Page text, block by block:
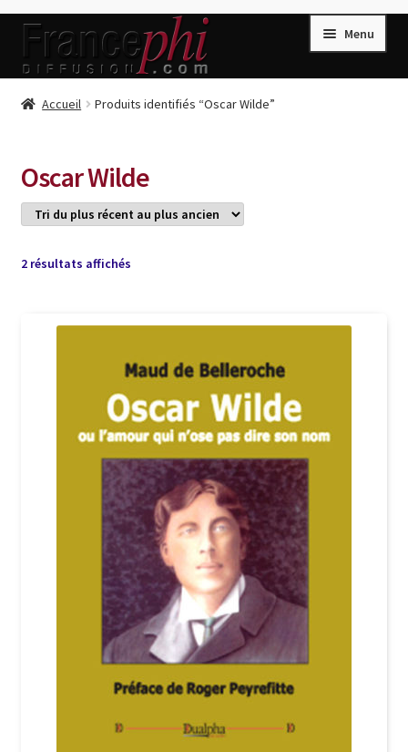
Aller
la
Aller
contenu
Menu
Accueil
Conditions de Vente
Connection
Listes d’Envies
Livres de Peter Randa
Livres de Philippe Randa
Login Customizer
Nous Contacter
Politique de confidentialité et cookies
Qui sommes-nous ?
Soutien à Philippe Randa
Suivi de la Commande
Accueil Produits identifiés “Oscar Wilde”
Oscar Wilde
2 résultats affichésTrié
récent
plus
ancien